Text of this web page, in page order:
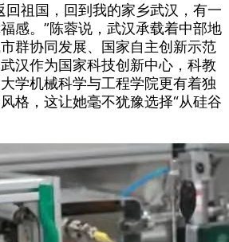
回祖国，回到我的家乡武汉，有一
感。”陈蓉说，武汉承载着中部地
群协同发展、国家自主创新示范
汉作为国家科技创新中心，科教
学机械科学与工程学院更有着独
格，这让她毫不犹豫选择“从硅谷